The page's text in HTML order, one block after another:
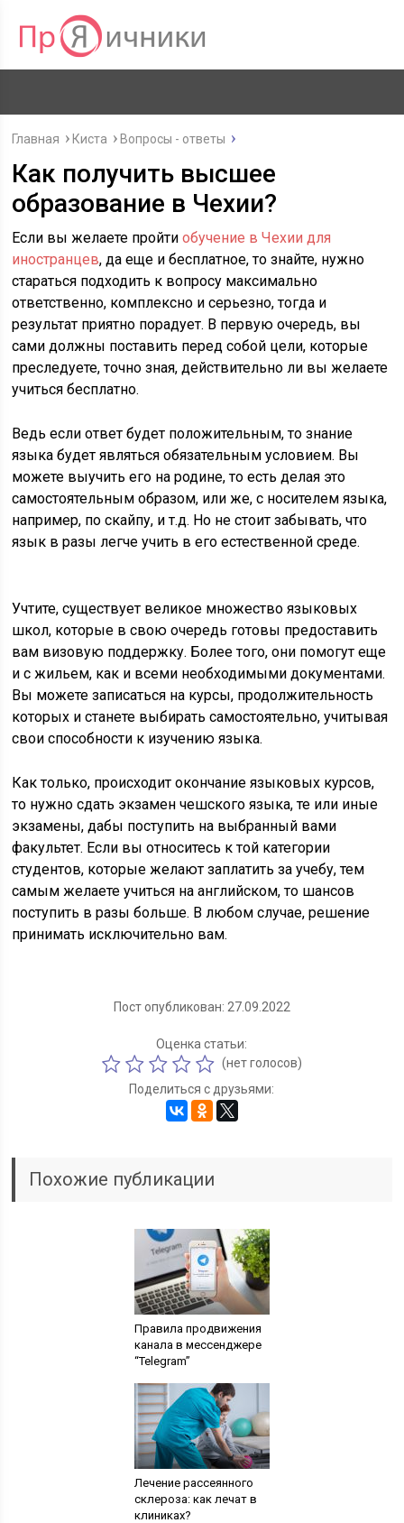
Главная Киста Вопросы - ответы
Как получить высшее
образование в Чехии?
Если вы желаете пройтиобучение в Чехии для
иностранцев, да еще и бесплатное, то знайте, нужно
стараться подходить к вопросу максимально
ответственно, комплексно и серьезно, тогда и
результат приятно порадует. В первую очередь, вы
сами должны поставить перед собой цели, которые
преследуете, точно зная, действительно ли вы желаете
учиться бесплатно.
Ведь если ответ будет положительным, то знание
языка будет являться обязательным условием. Вы
можете выучить его на родине, то есть делая это
самостоятельным образом, или же, с носителем языка,
например, по скайпу, и т.д. Но не стоит забывать, что
язык в разы легче учить в его естественной среде.
Учтите, существует великое множество языковых
школ, которые в свою очередь готовы предоставить
вам визовую поддержку. Более того, они помогут еще
и с жильем, как и всеми необходимыми документами.
Вы можете записаться на курсы, продолжительность
которых и станете выбирать самостоятельно, учитывая
свои способности к изучению языка.
Как только, происходит окончание языковых курсов,
то нужно сдать экзамен чешского языка, те или иные
экзамены, дабы поступить на выбранный вами
факультет. Если вы относитесь к той категории
студентов, которые желают заплатить за учебу, тем
самым желаете учиться на английском, то шансов
поступить в разы больше. В любом случае, решение
принимать исключительно вам.
Пост опубликован: 27.09.2022
Оценка статьи:
(нет голосов)
Поделиться с друзьями:
Похожие публикации
Правила продвижения
канала в мессенджере
“Telegram”
Лечение рассеянного
склероза: как лечат в
клиниках?